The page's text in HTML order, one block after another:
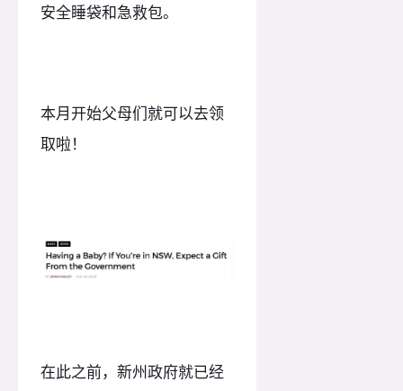
安全睡袋和急救包。
本月开始父母们就可以去领
取啦！
在此之前，新州政府就已经